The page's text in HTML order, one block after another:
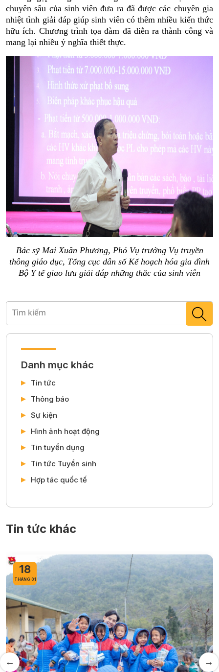
chuyên sâu của sinh viên đưa ra đã được các chuyên gia
nhiệt tình giải đáp giúp sinh viên có thêm nhiều kiến thức
hữu ích. Chương trình tọa đàm đã diễn ra thành công và
mang lại nhiều ý nghĩa thiết thực.
Bác sỹ Mai Xuân Phương, Phó Vụ trưởng Vụ truyền
thông giáo dục, Tổng cục dân số Kế hoạch hóa gia đình
Bộ Y tế giao lưu giải đáp những thắc của sinh viên
Danh mục khác
Tin tức
Thông báo
Sự kiện
Hình ảnh hoạt động
Tin tuyển dụng
Tin tức Tuyển sinh
Hợp tác quốc tế
Tin tức khác
18
THÁNG 01